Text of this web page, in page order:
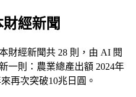
經新聞
財經新聞共 28 則，由 AI 閱
一則：農業總產出額 2024年
再次突破10兆日圓。